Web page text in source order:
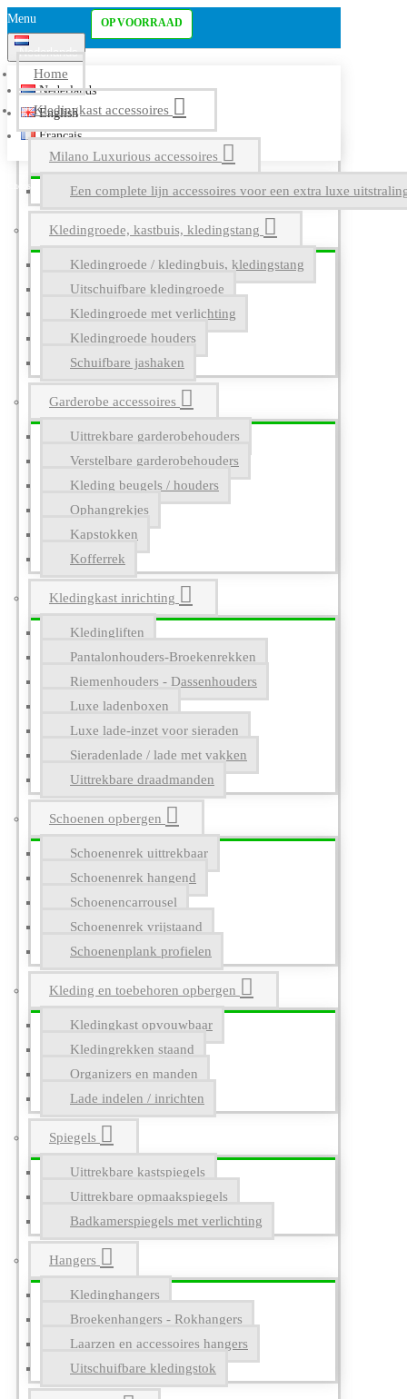
Menu
Nederlands
Nederlands
English
Français
Home
Kledingkast accessoires
Milano Luxurious accessoires
Een complete lijn accessoires voor een extra luxe
Kledingroede, kastbuis, kledingstang
Kledingroede / kledingbuis, kledingstang
Uitschuifbare kledingroede
Kledingroede met verlichting
Kledingroede houders
Schuifbare jashaken
Garderobe accessoires
Uittrekbare garderobehouders
Verstelbare garderobehouders
Kleding beugels / houders
Ophangrekjes
Kapstokken
Kofferrek
Kledingkast inrichting
Kledingliften
Pantalonhouders-Broekenrekken
Riemenhouders - Dassenhouders
Luxe ladenboxen
Luxe lade-inzet voor sieraden
Sieradenlade / lade met vakken
Uittrekbare draadmanden
Schoenen opbergen
Schoenenrek uittrekbaar
Schoenenrek hangend
Schoenencarrousel
Schoenenrek vrijstaand
Schoenenplank profielen
Kleding en toebehoren opbergen
Kledingkast opvouwbaar
Kledingrekken staand
Organizers en manden
Lade indelen / inrichten
Spiegels
Uittrekbare kastspiegels
Uittrekbare opmaakspiegels
Badkamerspiegels met verlichting
Hangers
Kledinghangers
Broekenhangers - Rokhangers
Laarzen en accessoires hangers
Uitschuifbare kledingstok
OP VOORRAAD